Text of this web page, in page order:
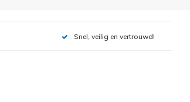
Snel, veilig en vertrouwd!